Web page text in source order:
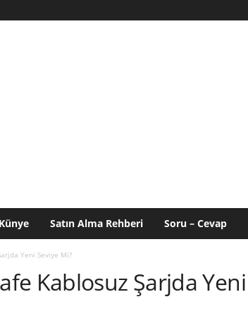
Künye Satın Alma Rehberi Soru – Cevap
Yeni Seviye Mi?
Kablosuz Şarjda Yeni